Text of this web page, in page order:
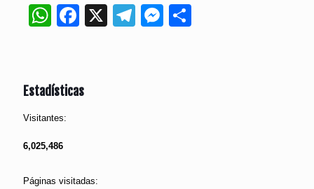
WhatsApp
Facebook
X Telegram
Messenger
Estadísticas
Visitantes:
6,025,486
Páginas visitadas: